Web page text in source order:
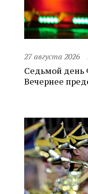
27 августа 2026
Седьмой день
Вечернее